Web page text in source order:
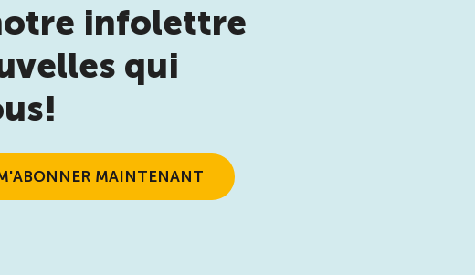
infolettre
qui